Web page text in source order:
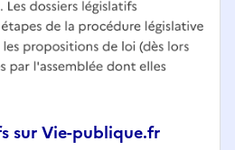
sur Vie-publique.fr